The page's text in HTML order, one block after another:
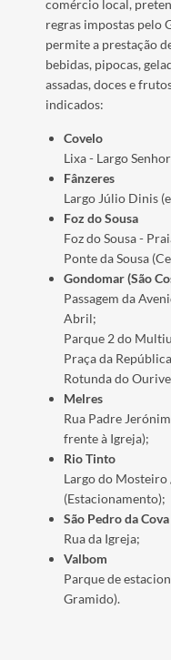
comércio local,
regras impostas pelo
permite a prestação
bebidas, pipocas,
assadas, doces e
indicados:
Covelo
Lixa - Largo
Fânzeres
Largo Júlio Dinis
Foz do Sousa
Foz do Sousa -
Ponte da Sousa
Gondomar (São
Passagem da
Abril;
Parque 2 do
Praça da
Rotunda do
Melres
Rua Padre
frente à Igreja);
Rio Tinto
Largo do
(Estacionamento);
São Pedro da Cova
Rua da Igreja;
Valbom
Parque de
Gramido).